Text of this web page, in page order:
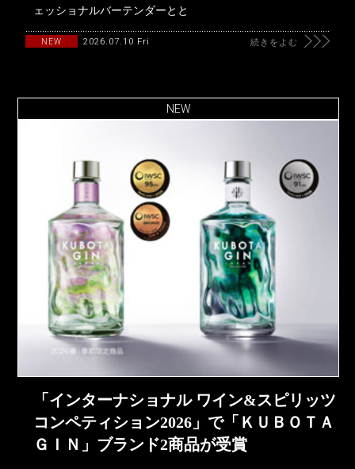
ェッショナルバーテンダーとと
NEW 2026.07.10 Fri 続きをよむ
NEW
「インターナショナル ワイン&スピリッツ
コンペティション2026」で「ＫＵＢＯＴＡ
ＧＩＮ」ブランド2商品が受賞